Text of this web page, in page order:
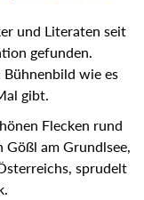
und Literaten seit
gefunden.
wie es
gibt.
Flecken rund
Gößl am Grundlsee,
sprudelt